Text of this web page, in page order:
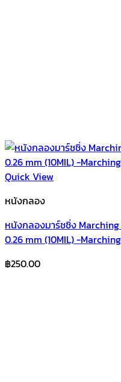
Quick View
หนังกลอง
หนังกลองมาร์ชชิ่ง
0.26 mm (10MIL) -
฿250.00